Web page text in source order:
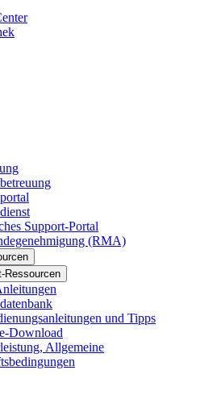
Support-Portal
(RMA)
Ressourcen
und Tipps
Download
Allgemeine